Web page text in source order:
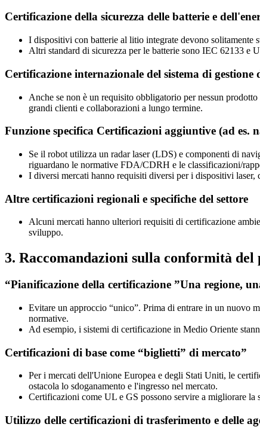
Certificazione della sicurezza delle batterie e
I dispositivi con batterie al litio integrate devono solitamente
Altri standard di sicurezza per le batterie sono IEC 62133 e
Certificazione internazionale del sistema di gestione
Anche se non è un requisito obbligatorio per nessun
grandi clienti e collaborazioni a lungo termine.
Funzione specifica Certificazioni aggiuntive (ad es.
Se il robot utilizza un radar laser (LDS) e componenti di
riguardano le normative FDA/CDRH e le classificazioni/
I diversi mercati hanno requisiti diversi per i dispositivi
Altre certificazioni regionali e specifiche del settore
Alcuni mercati hanno ulteriori requisiti di certificazione
sviluppo.
3. Raccomandazioni sulla conformità
“Pianificazione della certificazione ”Una regione,
Evitare un approccio “unico”. Prima di entrare in un nuovo
normative.
Ad esempio, i sistemi di certificazione in Medio Oriente
Certificazioni di base come “biglietti” di mercato”
Per i mercati dell'Unione Europea e degli Stati Uniti, le
ostacola lo sdoganamento e l'ingresso nel mercato.
Certificazioni come UL e GS possono servire a migliorare
Utilizzo delle certificazioni di trasferimento e delle